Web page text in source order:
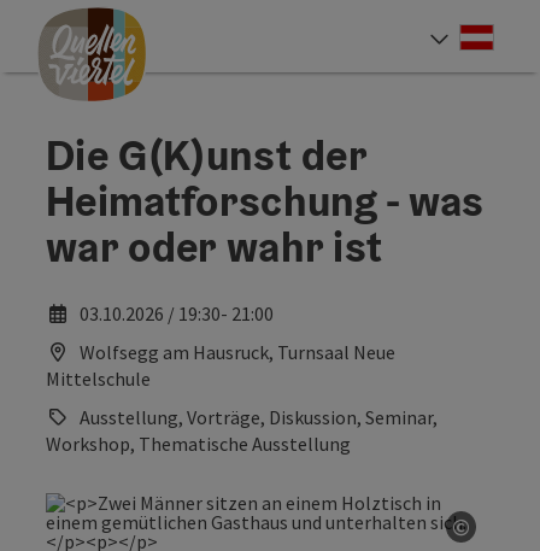
Zum Inhalt
Zur Navigation
Zum Seitenanfang
Die G(K)unst der
Heimatforschung - was
war oder wahr ist
03.10.2026 / 19:30- 21:00
Wolfsegg am Hausruck, Turnsaal Neue
Mittelschule
Ausstellung, Vorträge, Diskussion, Seminar,
Workshop, Thematische Ausstellung
©